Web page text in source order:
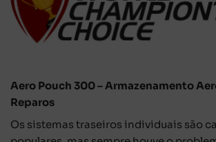
Aero Pouch 300 – Armazenamento
Reparos
Os sistemas traseiros individuais são